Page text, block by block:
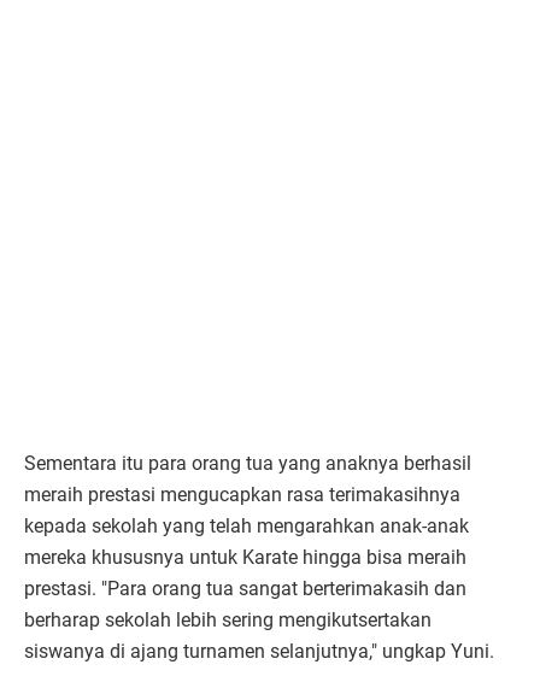
Sementara itu para orang tua yang anaknya berhasil
meraih prestasi mengucapkan rasa terimakasihnya
kepada sekolah yang telah mengarahkan anak-anak
mereka khususnya untuk Karate hingga bisa meraih
prestasi. "Para orang tua sangat berterimakasih dan
berharap sekolah lebih sering mengikutsertakan
siswanya di ajang turnamen selanjutnya," ungkap Yuni.